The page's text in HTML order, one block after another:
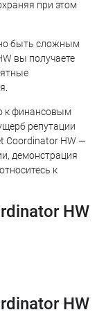
при этом
быть сложным
вы получаете
к финансовым
репутации
Coordinator HW —
демонстрация
к
HW
HW